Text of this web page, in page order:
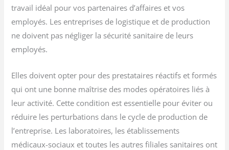
travail idéal pour vos partenaires d’affaires et vos
employés. Les entreprises de logistique et de production
ne doivent pas négliger la sécurité sanitaire de leurs
employés.
Elles doivent opter pour des prestataires réactifs et formés
qui ont une bonne maîtrise des modes opératoires liés à
leur activité. Cette condition est essentielle pour éviter ou
réduire les perturbations dans le cycle de production de
l’entreprise. Les laboratoires, les établissements
médicaux-sociaux et toutes les autres filiales sanitaires ont